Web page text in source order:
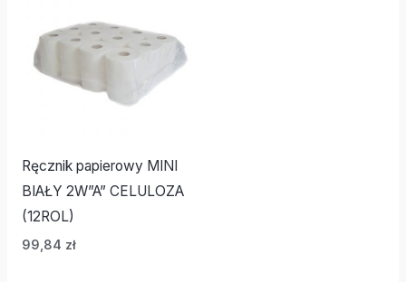
Ręcznik papierowy MINI
BIAŁY 2W”A” CELULOZA
(12ROL)
99,84 zł